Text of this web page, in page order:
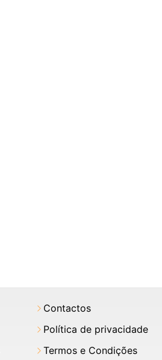
Contactos
Política de privacidade
Termos e Condições